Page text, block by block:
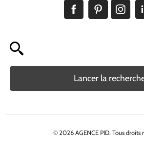
Lancer la
© 2026 AGENCE PID. Tous droits